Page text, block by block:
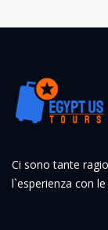
Ci sono tante
l`esperienza con